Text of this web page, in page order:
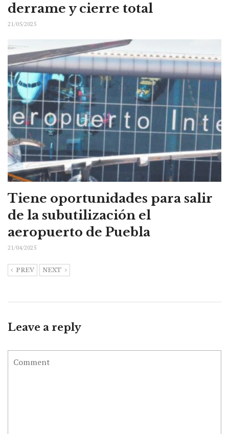
derrame y cierre total
21/05/2025
Tiene oportunidades para salir
de la subutilización el
aeropuerto de Puebla
21/04/2025
PREV NEXT
Leave a reply